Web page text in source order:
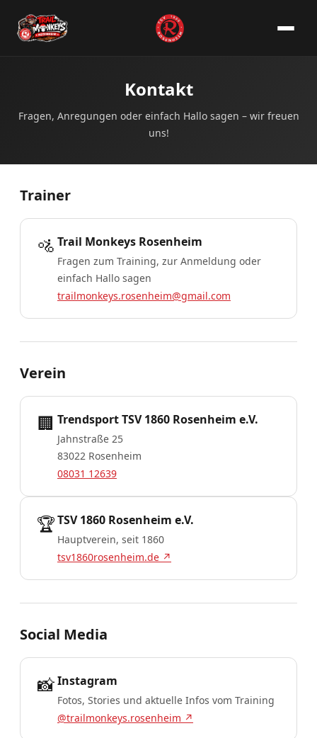
Kontakt
Fragen, Anregungen oder einfach Hallo sagen – wir freuen
uns!
Kontaktinformationen
Trainer
🚵 Trail Monkeys Rosenheim
Fragen zum Training, zur Anmeldung oder
einfach Hallo sagen
trailmonkeys.rosenheim@gmail.com
Verein
🏢 Trendsport TSV 1860 Rosenheim e.V.
Jahnstraße 25
83022 Rosenheim
08031 12639
🏆TSV 1860 Rosenheim e.V.
Hauptverein, seit 1860
tsv1860rosenheim.de ↗
Social Media
📸Instagram
Fotos, Stories und aktuelle Infos vom Training
@trailmonkeys.rosenheim ↗